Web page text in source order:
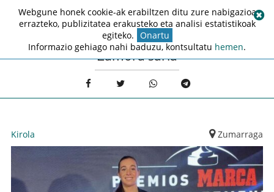
Zamora saria
Kirola Zumarraga
Webgune honek cookie-ak erabiltzen ditu zure nabigazioa
errazteko, publizitatea erakusteko eta analisi estatistikoak
egiteko. Onartu
Informazio gehiago nahi baduzu, kontsultatu hemen.